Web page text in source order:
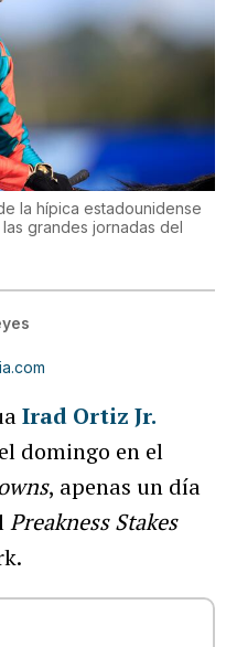
la hípica estadounidense
grandes jornadas del
Irad Ortiz Jr.
domingo en el
, apenas un día
Preakness Stakes